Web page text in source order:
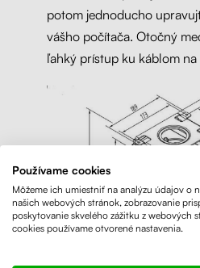
potom jednoducho
vášho počítača. Otočný
ľahký prístup ku káblom na
Používame cookies
Môžeme ich umiestniť na analýzu údajov o
našich webových stránok, zobrazovanie
poskytovanie skvelého zážitku z webových
cookies používame otvorené nastavenia.